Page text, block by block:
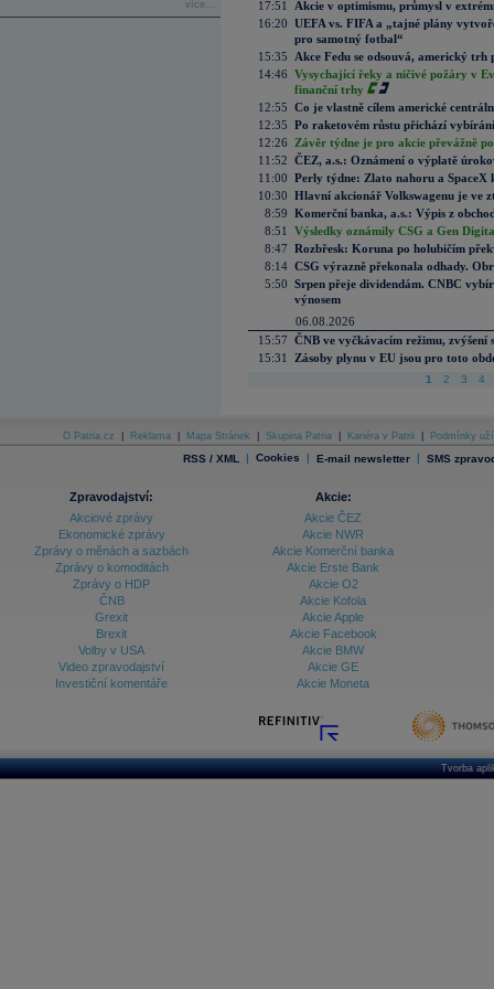
více...
17:51
Akcie v optimismu, průmysl v
16:20 UEFA vs. FIFA a „tajné plány
pro samotný fotbal“
15:35
Akce Fedu se odsouvá, americký
14:46 Vysychající řeky a ničivé požáry v
finanční trhy
12:55 Co je vlastně cílem americké
12:35 Po raketovém růstu přichází
12:26
Závěr týdne je pro akcie převážně
11:52 ČEZ, a.s.: Oznámení o výplatě
11:00 Perly týdne: Zlato nahoru a SpaceX
10:30 Hlavní akcionář Volkswagenu je ve
8:59 Komerční banka, a.s.: Výpis z
8:51
Výsledky oznámily CSG a Gen
8:47 Rozbřesk: Koruna po holubičím
8:14 CSG výrazně překonala odhady.
5:50 Srpen přeje dividendám. CNBC
výnosem
06.08.2026
15:57 ČNB ve vyčkávacím režimu, zvýšení
15:31
Zásoby plynu v EU jsou pro toto
1 2 3 4
O Patria.cz Reklama Mapa Stránek Skupina Patria Kariéra v Patrii Podmínky
RSS / XML | Cookies | E-mail newsletter | SMS
Zpravodajství:
Akciové zprávy
Ekonomické zprávy
Zprávy o měnách a sazbách
Zprávy o komoditách
Zprávy o HDP
ČNB
Grexit
Brexit
Volby v USA
Video zpravodajství
Investiční komentáře
Akcie:
Akcie ČEZ
Akcie NWR
Akcie Komerční banka
Akcie Erste Bank
Akcie O2
Akcie Kofola
Akcie Apple
Akcie Facebook
Akcie BMW
Akcie GE
Akcie Moneta
Tvorba